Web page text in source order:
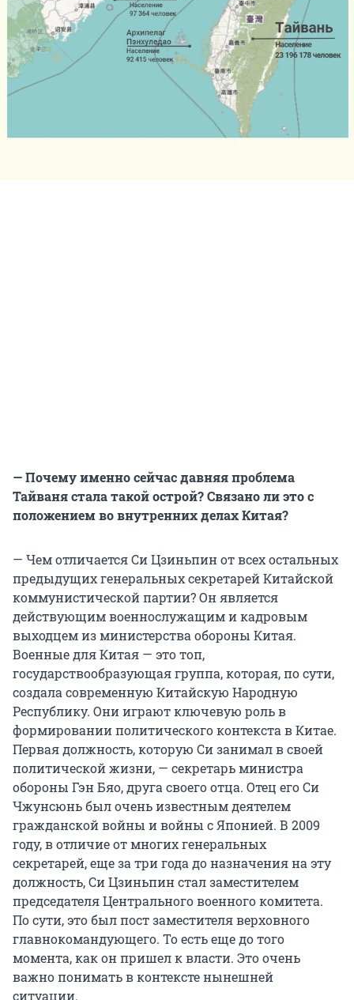
— Почему именно сейчас давняя проблема
Тайваня стала такой острой? Связано ли это с
положением во внутренних делах Китая?
— Чем отличается Си Цзиньпин от всех остальных
предыдущих генеральных секретарей Китайской
коммунистической партии? Он является
действующим военнослужащим и кадровым
выходцем из министерства обороны Китая.
Военные для Китая — это топ,
государствообразующая группа, которая, по сути,
создала современную Китайскую Народную
Республику. Они играют ключевую роль в
формировании политического контекста в Китае.
Первая должность, которую Си занимал в своей
политической жизни, — секретарь министра
обороны Гэн Бяо, друга своего отца. Отец его Си
Чжунсюнь был очень известным деятелем
гражданской войны и войны с Японией. В 2009
году, в отличие от многих генеральных
секретарей, еще за три года до назначения на эту
должность, Си Цзиньпин стал заместителем
председателя Центрального военного комитета.
По сути, это был пост заместителя верховного
главнокомандующего. То есть еще до того
момента, как он пришел к власти. Это очень
важно понимать в контексте нынешней
ситуации.